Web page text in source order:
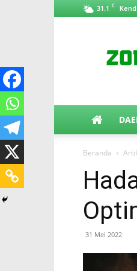
31.1 C
Beranda
31 Mei 2022